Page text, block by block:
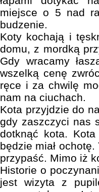
miejsce o 5 nad
budzenie.
Koty kochają i
domu, z mordką
Gdy wracamy
wszelką cenę
ręce i za chwilę
nam na ciuchach.
Kota przyjdzie do
gdy zaszczyci nas
dotknąć kota.
będzie miał
przypaść. Mimo iż
Historie o
jest wizyta z